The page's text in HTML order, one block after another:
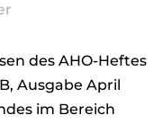
des AHO-Heftes
Ausgabe April
im Bereich